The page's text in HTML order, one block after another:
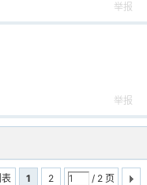
举报
举报
1 2 / 2 页